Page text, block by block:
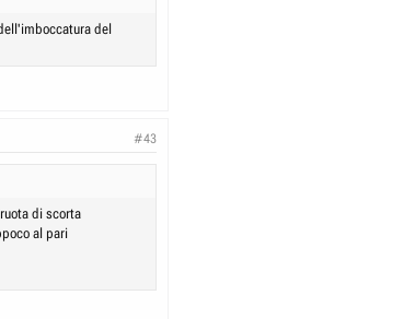
del
#43
di scorta
al pari